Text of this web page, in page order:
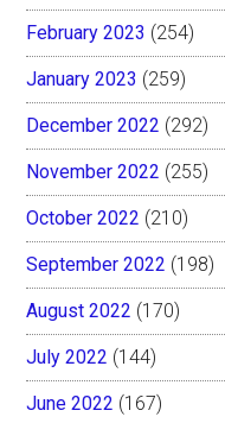
February 2023 (254)
January 2023 (259)
December 2022 (292)
November 2022 (255)
October 2022 (210)
September 2022 (198)
August 2022 (170)
July 2022 (144)
June 2022 (167)